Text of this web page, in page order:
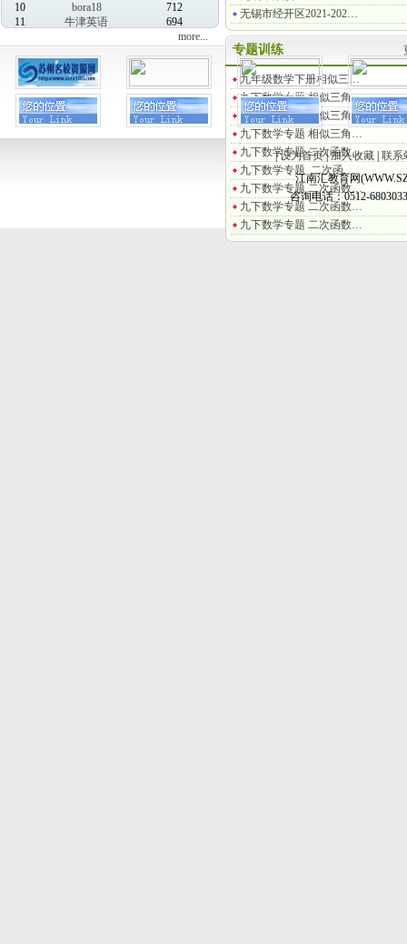
10
bora18
712
11
牛津英语
694
more...
无锡市经开区2021-202…
专题训练
九年级数学下册相似三…
九下数学专题 相似三角…
九下数学专题 相似三角…
九下数学专题 相似三角…
九下数学专题 二次函数…
九下数学专题 二次函…
九下数学专题 二次函数…
九下数学专题 二次函数…
九下数学专题 二次函数…
|设为首页|加入收藏| 联系
江南汇教育网
咨询电话：0512-